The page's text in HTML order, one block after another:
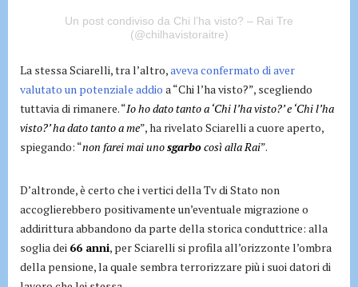
Un post condiviso da Chi l’ha visto? – Rai Tre
(@chilhavistoraitre)
La stessa Sciarelli, tra l’altro,aveva confermato di aver
valutato un potenziale addio a “Chi l’ha visto?”, scegliendo
tuttavia di rimanere. “Io ho dato tanto a ‘Chi l’ha visto?’ e ‘Chi l’ha
visto?’ ha dato tanto a me”, ha rivelato Sciarelli a cuore aperto,
spiegando: “non farei mai unosgarbocosì alla Rai”.
D’altronde, è certo che i vertici della Tv di Stato non
accoglierebbero positivamente un’eventuale migrazione o
addirittura abbandono da parte della storica conduttrice: alla
soglia dei 66 anni, per Sciarelli si profila all’orizzonte l’ombra
della pensione, la quale sembra terrorizzare più i suoi datori di